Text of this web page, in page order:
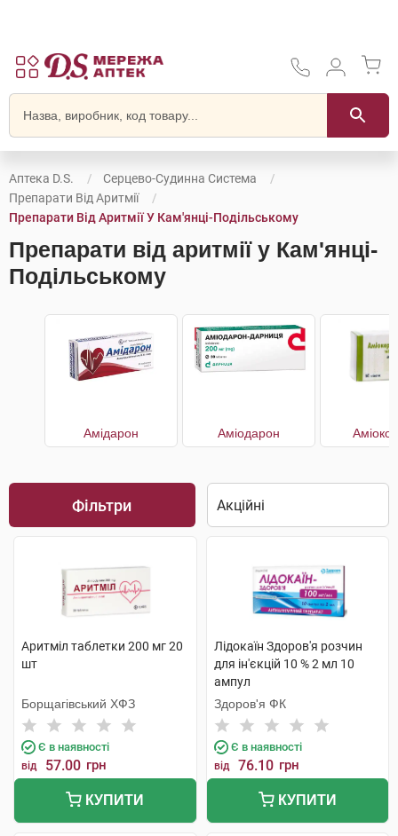
Аптека D.S.
Серцево-Судинна Система
Препарати Від Аритмії
Препарати Від Аритмії У Кам'янці-Подільському
Препарати від аритмії у Кам'янці-
Подільському
Амідарон Аміодарон
Фільтри
Аритміл таблетки 200 мг 20
шт
Борщагівський ХФЗ
Є в наявності
від 57.00 грн
КУПИТИ
Лідокаїн Здоров'я розчин
для ін'єкцій 10 % 2 мл 10
ампул
Здоров'я ФК
Є в наявності
від 76.10 грн
КУПИТИ